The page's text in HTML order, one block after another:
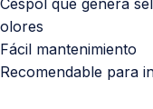
olores
Fácil mantenimiento
Recomendable para